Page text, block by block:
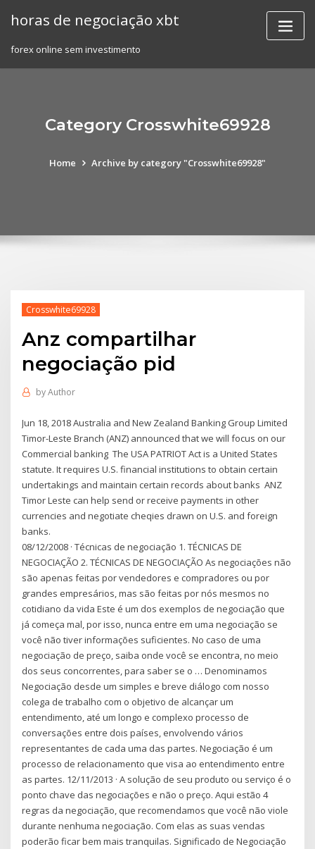
horas de negociação xbt
forex online sem investimento
Category Crosswhite69928
Home Archive by category "Crosswhite69928"
Crosswhite69928
Anz compartilhar
negociação pid
byAuthor
Jun 18, 2018 Australia and New Zealand Banking Group Limited
Timor-Leste Branch (ANZ) announced that we will focus on our
Commercial banking The USA PATRIOT Act is a United States
statute. It requires U.S. financial institutions to obtain certain
undertakings and maintain certain records about banks ANZ
Timor Leste can help send or receive payments in other
currencies and negotiate cheqies drawn on U.S. and foreign
banks.
08/12/2008 · Técnicas de negociação 1. TÉCNICAS DE
NEGOCIAÇÃO 2. TÉCNICAS DE NEGOCIAÇÃO As negociações não
são apenas feitas por vendedores e compradores ou por
grandes empresários, mas são feitas por nós mesmos no
cotidiano da vida Este é um dos exemplos de negociação que
já começa mal, por isso, nunca entre em uma negociação se
você não tiver informações suficientes. No caso de uma
negociação de preço, saiba onde você se encontra, no meio
dos seus concorrentes, para saber se o … Denominamos
Negociação desde um simples e breve diálogo com nosso
colega de trabalho com o objetivo de alcançar um
entendimento, até um longo e complexo processo de
conversações entre dois países, envolvendo vários
representantes de cada uma das partes. Negociação é um
processo de relacionamento que visa ao entendimento entre
as partes. 12/11/2013 · A solução de seu produto ou serviço é o
ponto chave das negociações e não o preço. Aqui estão 4
regras da negociação, que recomendamos que você não viole
durante nenhuma negociação. Com elas as suas vendas
poderão ficar bem mais tranquilas. Significado de Negociação